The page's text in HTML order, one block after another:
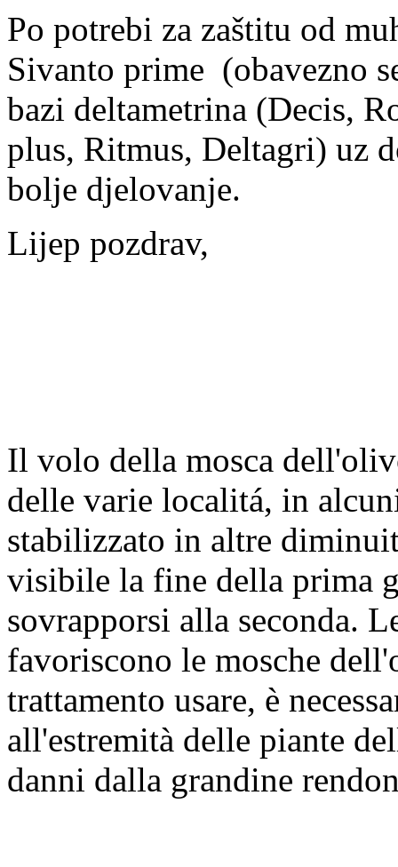
Po potrebi za zaštitu od
Sivanto prime (obavezno
bazi deltametrina (Decis,
plus, Ritmus, Deltagri) uz
bolje djelovanje.
Lijep pozdrav,
Il volo della mosca
delle varie localitá, in
stabilizzato in altre
visibile la fine della prima
sovrapporsi alla seconda.
favoriscono le mosche
trattamento usare, è
all'estremità delle piante
danni dalla grandine